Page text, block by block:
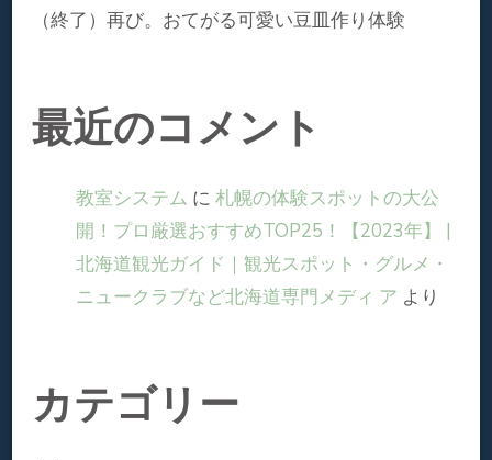
（終了）再び。おてがる可愛い豆皿作り体験
最近のコメント
教室システム に 札幌の体験スポットの大公
開！プロ厳選おすすめTOP25！【2023年】 |
北海道観光ガイド｜観光スポット・グルメ・
ニュークラブなど北海道専⾨メディ ア より
カテゴリー